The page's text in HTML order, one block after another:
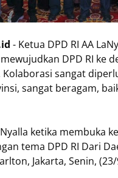
- Ketua DPD RI AA
DPD RI ke
sangat
sangat beragam,
ketika membuka
tema DPD RI Dari
Jakarta, Senin,